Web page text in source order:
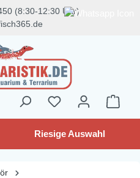
(8:30-12:30 Uhr)
Riesige Auswahl